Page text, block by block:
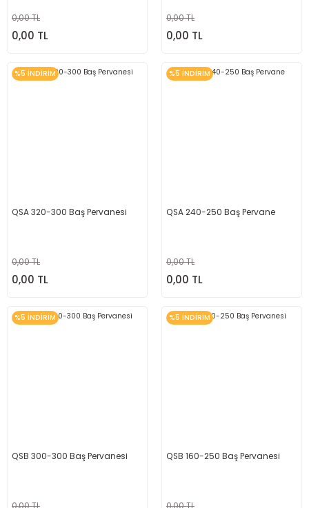
0,00 TL
0,00 TL
0,00 TL
0,00 TL
%5 İNDİRİM
QSA 320-300 Baş Pervanesi
0,00 TL
0,00 TL
%5 İNDİRİM
QSA 240-250 Baş Pervane
0,00 TL
0,00 TL
%5 İNDİRİM
QSB 300-300 Baş Pervanesi
%5 İNDİRİM
QSB 160-250 Baş Pervanesi